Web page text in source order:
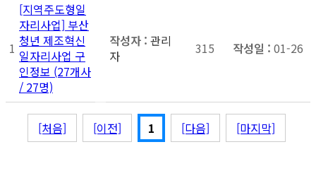
1
[지역주도형일
자리사업] 부산
청년 제조혁신
일자리사업 구
인정보 (27개사
/ 27명)
관리
자
315 01-26
[처음] [이전] 1 [다음] [마지막]